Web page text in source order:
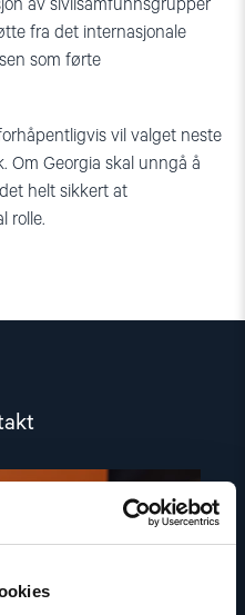
av sivilsamfunnsgrupper
fra det internasjonale
som førte
vil valget neste
Om Georgia skal unngå å
helt sikkert at
rolle.